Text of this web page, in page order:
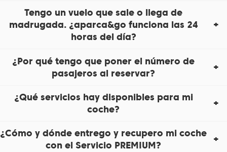
Tengo un vuelo que sale o llega de
madrugada. ¿aparca&go funciona las 24
horas del día?
¿Por qué tengo que poner el número de
pasajeros al reservar?
¿Qué servicios hay disponibles para mi
coche?
¿Cómo y dónde entrego y recupero mi coche
con el Servicio PREMIUM?